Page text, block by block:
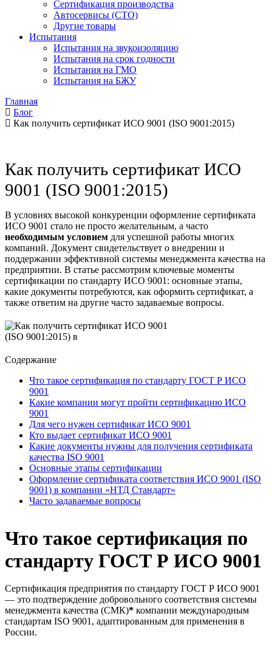
Сертификация производства
Автосервисы (СТО)
Другие товары
Испытания
Испытания на звукоизоляцию
Испытания на срок годности
Испытания на ГМО
Испытания на БЖУ
Главная
Блог
Как получить сертификат ИСО 9001 (ISO 9001:2015)
Как получить сертификат ИСО
9001 (ISO 9001:2015)
В условиях высокой конкуренции оформление сертификата
ИСО 9001 стало не просто желательным, а часто
необходимым условием для успешной работы многих
компаний. Документ свидетельствует о внедрении и
поддержании эффективной системы менеджмента качества на
предприятии. В статье рассмотрим ключевые моменты
сертификации по стандарту ИСО 9001: основные этапы,
какие документы потребуются, как оформить сертификат, а
также ответим на другие часто задаваемые вопросы.
Содержание
Что такое сертификация по стандарту ГОСТ Р ИСО
9001
Какие компании могут пройти сертификацию ИСО
9001
Для чего нужен сертификат ИСО 9001
Кто выдает сертификат ИСО 9001
Какие документы нужны для получения сертификата
качества ISO 9001
Основные этапы сертификации
Оформление сертификата соответствия ИСО 9001 (ISO
9001) в компании «НТД Стандарт»
Часто задаваемые вопросы
Что такое сертификация по
стандарту ГОСТ Р ИСО 9001
Сертификация предприятия по стандарту ГОСТ Р ИСО 9001
— это подтверждение добровольного соответствия системы
менеджмента качества (СМК)* компании международным
стандартам ISO 9001, адаптированным для применения в
России.